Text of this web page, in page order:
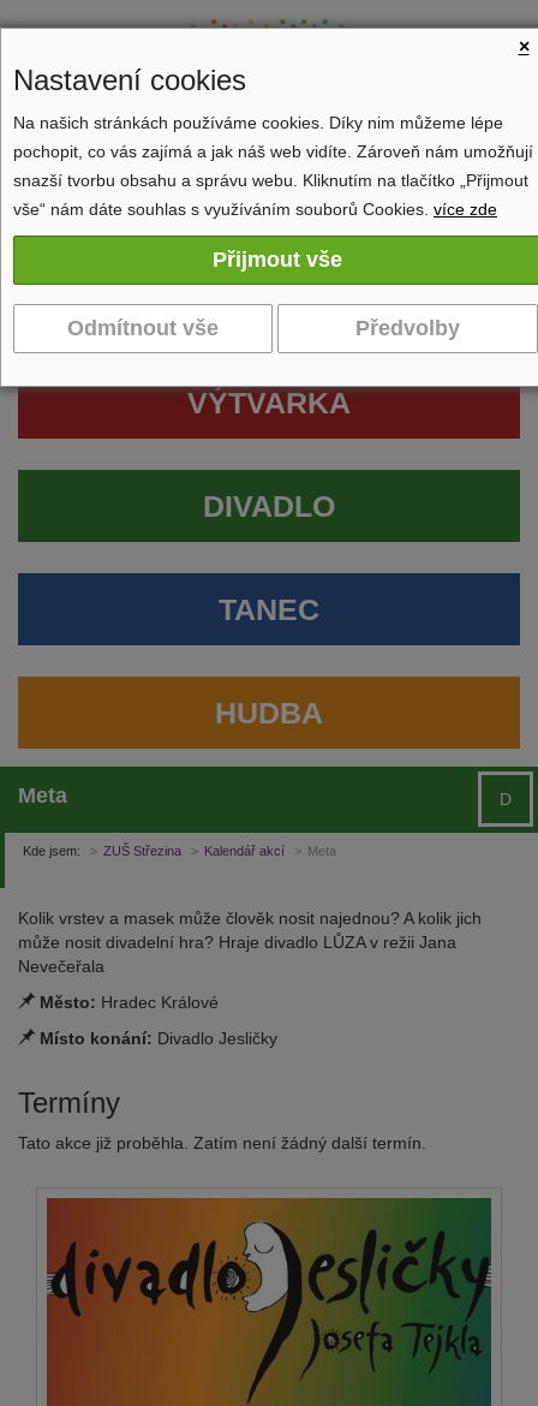
Zobrazit navigaci
VÝTVARKA
DIVADLO
TANEC
HUDBA
Meta D
Kde jsem: ZUŠ Střezina Kalendář akcí Meta
Kolik vrstev a masek může člověk nosit najednou? A kolik jich
může nosit divadelní hra? Hraje divadlo LŮZA v režii Jana
Nevečeřala
Město: Hradec Králové
Místo konání: Divadlo Jesličky
Termíny
Tato akce již proběhla. Zatím není žádný další termín.
×
Nastavení cookies
Na našich stránkách používáme cookies. Díky nim můžeme lépe
pochopit, co vás zajímá a jak náš web vidíte. Zároveň nám umožňují
snazší tvorbu obsahu a správu webu. Kliknutím na tlačítko „Přijmout
vše“ nám dáte souhlas s využíváním souborů Cookies. více zde